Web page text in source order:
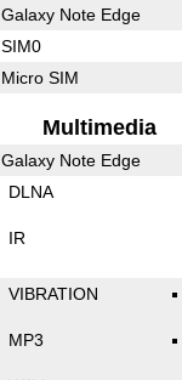
Galaxy Note Edge
SIM0
Micro SIM
Multimedia
Galaxy Note Edge
DLNA
IR
VIBRATION
MP3